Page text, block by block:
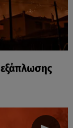
εξάπλωσης